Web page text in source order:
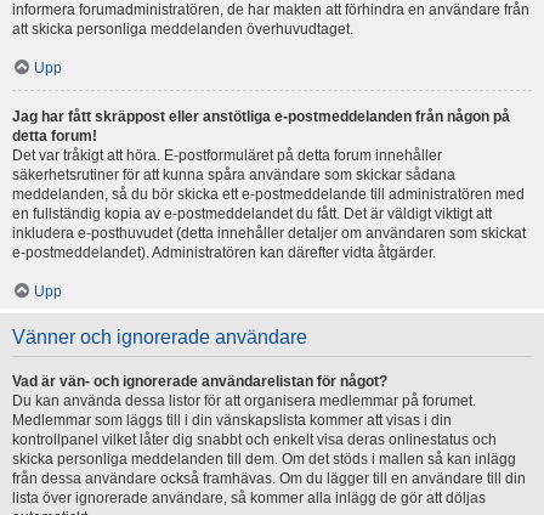
informera forumadministratören, de har makten att förhindra en användare från
att skicka personliga meddelanden överhuvudtaget.
Upp
Jag har fått skräppost eller anstötliga e-postmeddelanden från någon på
detta forum!
Det var tråkigt att höra. E-postformuläret på detta forum innehåller
säkerhetsrutiner för att kunna spåra användare som skickar sådana
meddelanden, så du bör skicka ett e-postmeddelande till administratören med
en fullständig kopia av e-postmeddelandet du fått. Det är väldigt viktigt att
inkludera e-posthuvudet (detta innehåller detaljer om användaren som skickat
e-postmeddelandet). Administratören kan därefter vidta åtgärder.
Upp
Vänner och ignorerade användare
Vad är vän- och ignorerade användarelistan för något?
Du kan använda dessa listor för att organisera medlemmar på forumet.
Medlemmar som läggs till i din vänskapslista kommer att visas i din
kontrollpanel vilket låter dig snabbt och enkelt visa deras onlinestatus och
skicka personliga meddelanden till dem. Om det stöds i mallen så kan inlägg
från dessa användare också framhävas. Om du lägger till en användare till din
lista över ignorerade användare, så kommer alla inlägg de gör att döljas